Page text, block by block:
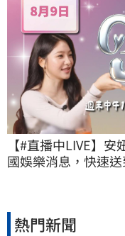
【#直播中LIVE】
國娛樂消息，快速送
熱門新聞